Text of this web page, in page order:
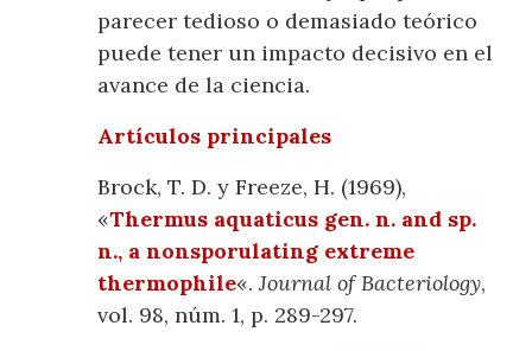
parecer tedioso o demasiado teórico
puede tener un impacto decisivo en el
avance de la ciencia.
Artículos principales
Brock, T. D. y Freeze, H. (1969),
«Thermus aquaticus gen. n. and sp.
n., a nonsporulating extreme
thermophile«.Journal of Bacteriology,
vol. 98, núm. 1, p. 289-297.